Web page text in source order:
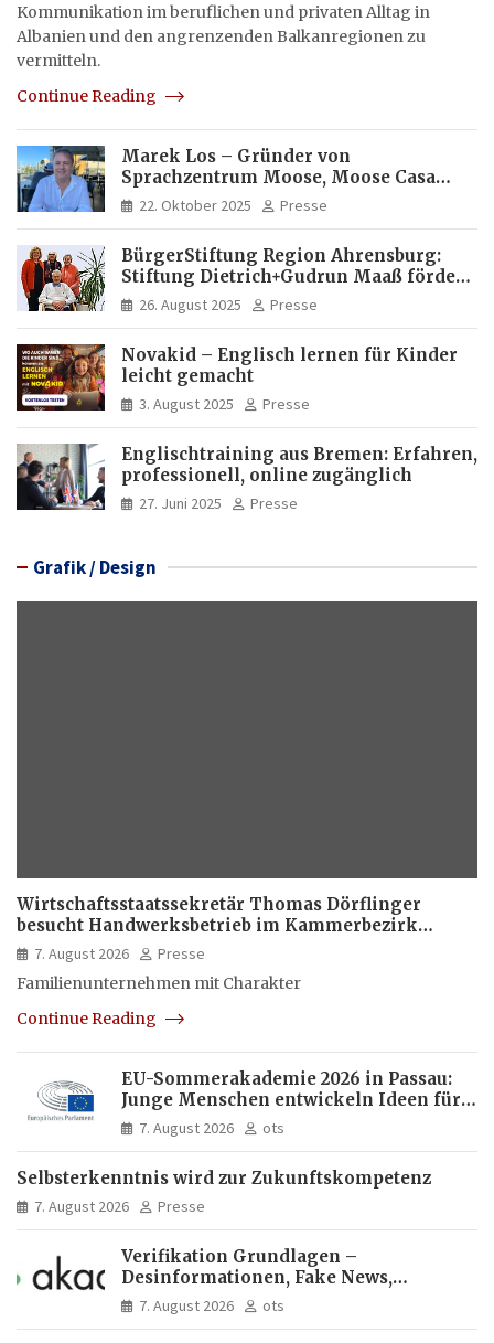
Kommunikation im beruflichen und privaten Alltag in
Albanien und den angrenzenden Balkanregionen zu
vermitteln.
Continue Reading
Marek Los – Gründer von
Sprachzentrum Moose, Moose Casa
Italia und Apartamento Brasil |
Internationaler Experte für Bildung
22. Oktober 2025 Presse
BürgerStiftung Region Ahrensburg:
Stiftung Dietrich+Gudrun Maaß fördert
Deutschkenntnisse von Frauen
26. August 2025 Presse
Novakid – Englisch lernen für Kinder
leicht gemacht
3. August 2025 Presse
Englischtraining aus Bremen: Erfahren,
professionell, online zugänglich
27. Juni 2025 Presse
Grafik / Design
Wirtschaftsstaatssekretär Thomas Dörflinger
besucht Handwerksbetrieb im Kammerbezirk
Freiburg
7. August 2026
Presse
Familienunternehmen mit Charakter
Continue Reading
EU-Sommerakademie 2026 in Passau:
Junge Menschen entwickeln Ideen für
Europas Zukunft
7. August 2026 ots
Selbsterkenntnis wird zur Zukunftskompetenz
7. August 2026 Presse
Verifikation Grundlagen –
Desinformationen, Fake News,
manipulierte Inhalte | dpa-Akademie
7. August 2026 ots